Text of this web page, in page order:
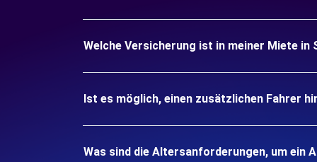
Welche Versicherung ist in meiner Miete
Ist es möglich, einen zusätzlichen Fahrer
Was sind die Altersanforderungen, um ein